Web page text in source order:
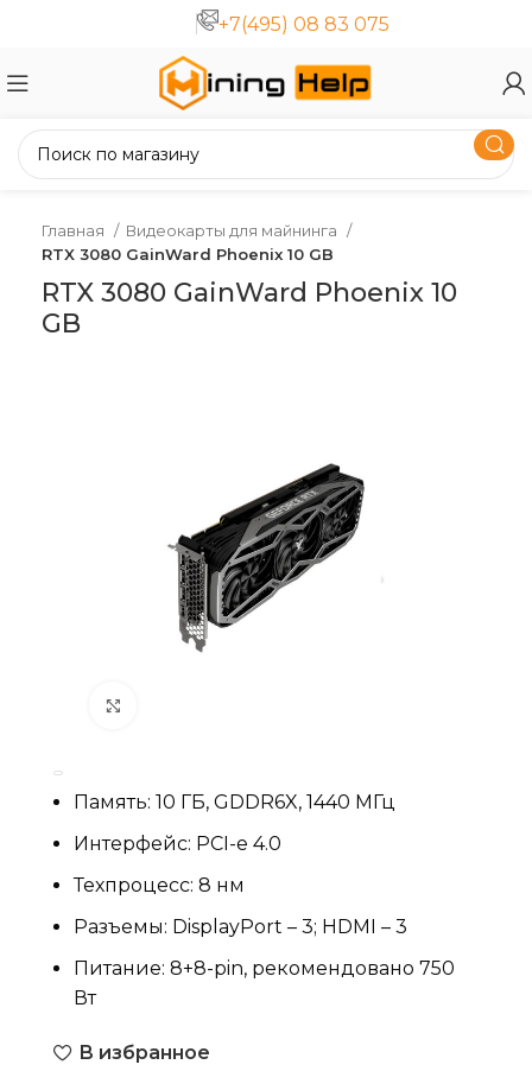
+7(495) 08 83 075
Главная
Видеокарты для майнинга
RTX 3080 GainWard Phoenix 10 GB
RTX 3080 GainWard Phoenix 10
GB
Память: 10 ГБ, GDDR6X, 1440 МГц
Интерфейс: PCI-e 4.0
Техпроцесс: 8 нм
Разъемы: DisplayPort – 3; HDMI – 3
Питание: 8+8-pin, рекомендовано 750
Вт
В избранное